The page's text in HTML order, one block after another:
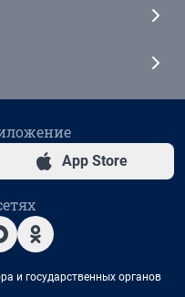
App Store
и государственных органов